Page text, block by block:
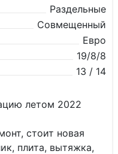
Раздельные
Совмещенный
Евро
19/8/8
13 / 14
летом 2022
стоит новая
плита, вытяжка,